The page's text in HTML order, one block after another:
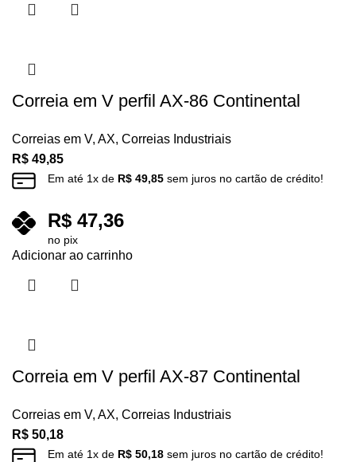
Correia em V perfil AX-86 Continental
Correias em V, AX, Correias Industriais
R$ 49,85
Em até 1x de R$ 49,85 sem juros no cartão de crédito!
R$ 47,36
no pix
Adicionar ao carrinho
Correia em V perfil AX-87 Continental
Correias em V, AX, Correias Industriais
R$ 50,18
Em até 1x de R$ 50,18 sem juros no cartão de crédito!